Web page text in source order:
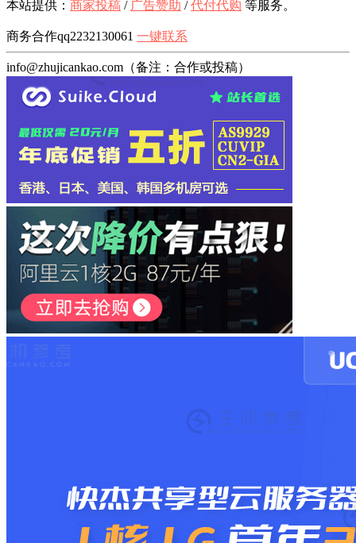
本站提供： 商家投稿 / 广告赞助 /代付代购 等服务。
商务合作qq2232130061 一键联系
info@zhujicankao.com（备注：合作或投稿）